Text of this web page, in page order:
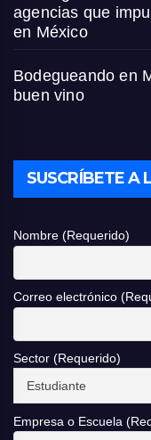
agencias que
en México
Bodegueando en
buen vino
SUSCRÍBETE A
Nombre (Requerido)
Correo electrónico
Sector (Requerido)
Empresa o Escuela